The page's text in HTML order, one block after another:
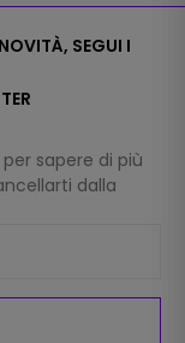
SEGUI I
per sapere di più
dalla